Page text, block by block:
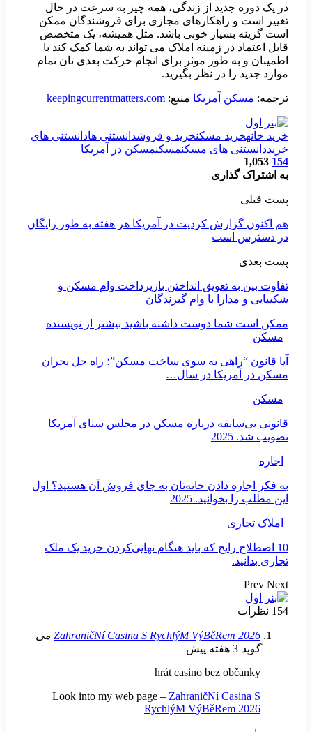
از زندگی، همه چیز به سرعت در حال
مجازی برای فروشندگان ممکن
خوبی باشد. مثل همیشه، یک متخصص
زمینه املاک می تواند به شما کمک کند با
موثر برای انجام حرکت بعدی تان تمام
نظر بگیرید.
منبع:keepingcurrentmatters.com
مسکنخرید و فروش دانستنی ها دانستنی های
های مسکنمسکنمسکن در آمریکا
کردیت در آمریکا هر هفته به طور رایگان
انداختن بازپرداخت وام مسکن و
با وام گیرندگان
دوست داشته باشید بیشتر از نویسنده
به سوی ساخت مسکن”؛ راه حل بحران
در سال…
درباره مسکن در مجلس سنای آمریکا
خانه‌تان به جای فروش آن هستید؟ اول
2025
که باید هنگام نهایی‌کردن خرید یک ملک
ZahraničNí Casina S RychlýM می
hrát casino bez
Look into my web page – ZahraničNí
RychlýM